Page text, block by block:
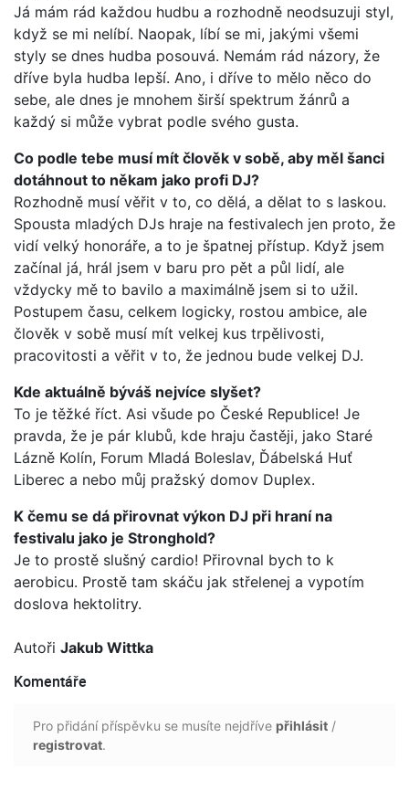
Já mám rád každou hudbu a rozhodně neodsuzuji styl,
když se mi nelíbí. Naopak, líbí se mi, jakými všemi
styly se dnes hudba posouvá. Nemám rád názory, že
dříve byla hudba lepší. Ano, i dříve to mělo něco do
sebe, ale dnes je mnohem širší spektrum žánrů a
každý si může vybrat podle svého gusta.
Co podle tebe musí mít člověk v sobě, aby měl šanci
dotáhnout to někam jako profi DJ?
Rozhodně musí věřit v to, co dělá, a dělat to s laskou.
Spousta mladých DJs hraje na festivalech jen proto, že
vidí velký honoráře, a to je špatnej přístup. Když jsem
začínal já, hrál jsem v baru pro pět a půl lidí, ale
vždycky mě to bavilo a maximálně jsem si to užil.
Postupem času, celkem logicky, rostou ambice, ale
člověk v sobě musí mít velkej kus trpělivosti,
pracovitosti a věřit v to, že jednou bude velkej DJ.
Kde aktuálně býváš nejvíce slyšet?
To je těžké říct. Asi všude po České Republice! Je
pravda, že je pár klubů, kde hraju častěji, jako Staré
Lázně Kolín, Forum Mladá Boleslav, Ďábelská Huť
Liberec a nebo můj pražský domov Duplex.
K čemu se dá přirovnat výkon DJ při hraní na
festivalu jako je Stronghold?
Je to prostě slušný cardio! Přirovnal bych to k
aerobicu. Prostě tam skáču jak střelenej a vypotím
doslova hektolitry.
Autoři Jakub Wittka
Komentáře
Pro přidání příspěvku se musíte nejdříve přihlásit /
registrovat.